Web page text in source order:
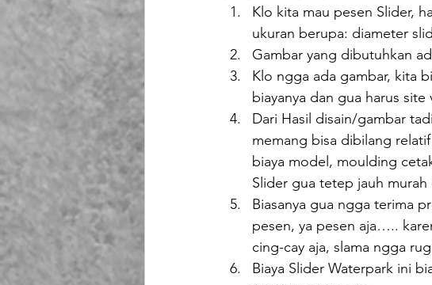
Klo kita mau pesen Slider,
ukuran berupa: diameter
Gambar yang dibutuhkan
Klo ngga ada gambar, kita
biayanya dan gua harus
Dari Hasil disain/gambar
memang bisa dibilang
biaya model, moulding
Slider gua tetep jauh murah
Biasanya gua ngga terima
pesen, ya pesen aja…..
cing-cay aja, slama ngga
Biaya Slider Waterpark ini